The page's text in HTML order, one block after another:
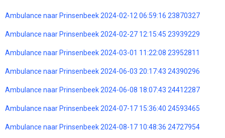
Ambulance naar Prinsenbeek 2024-02-12 06:59:16 23870327
Ambulance naar Prinsenbeek 2024-02-27 12:15:45 23939229
Ambulance naar Prinsenbeek 2024-03-01 11:22:08 23952811
Ambulance naar Prinsenbeek 2024-06-03 20:17:43 24390296
Ambulance naar Prinsenbeek 2024-06-08 18:07:43 24412287
Ambulance naar Prinsenbeek 2024-07-17 15:36:40 24593465
Ambulance naar Prinsenbeek 2024-08-17 10:48:36 24727954